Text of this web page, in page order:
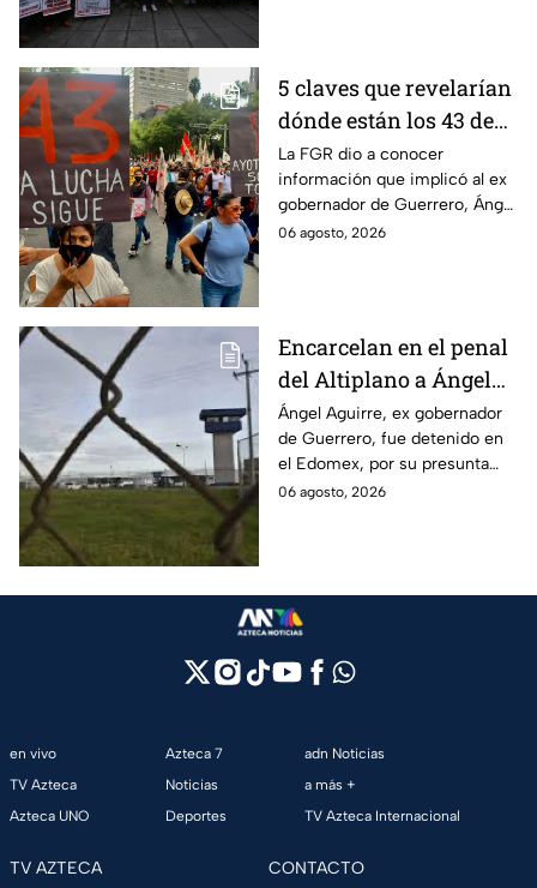
5 claves que revelarían
dónde están los 43 de
Ayotzinapa tras
captura de Ángel
Aguirre, ex gobernador
de Guerrero
La FGR dio a conocer
información que implicó al ex
gobernador de Guerrero, Ángel
Aguirre, quien fue detenido
06 agosto, 2026
Encarcelan en el penal
del Altiplano a Ángel
Aguirre, ex gobernador
de Guerrero por caso
Ayotzinapa
Ángel Aguirre, ex gobernador
de Guerrero, fue detenido en
el Edomex, por su presunta
participación en la
06 agosto, 2026
en vivo
TV Azteca
Azteca UNO
Azteca 7
Noticias
Deportes
adn Noticias
a más +
TV Azteca Internacional
TV AZTECA CONTACTO